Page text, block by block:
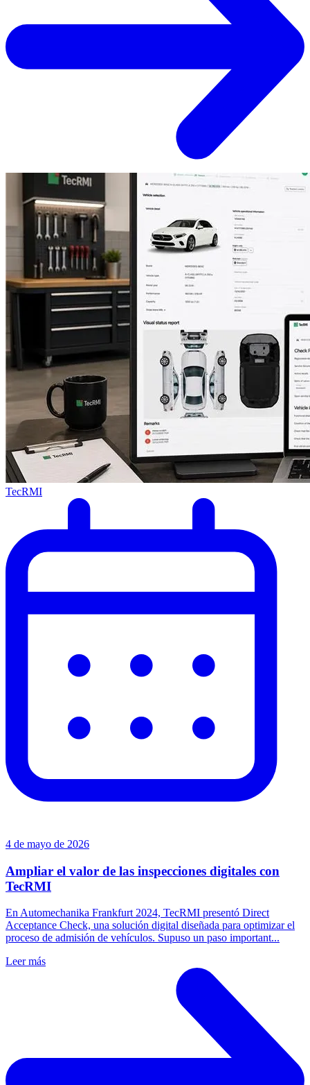
TecRMI
4 de mayo de 2026
Ampliar el valor de las inspecciones digitales con
TecRMI
En Automechanika Frankfurt 2024, TecRMI presentó Direct
Acceptance Check, una solución digital diseñada para optimizar el
proceso de admisión de vehículos. Supuso un paso important...
Leer más